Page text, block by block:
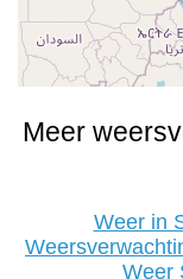
Meer
Weer in
Weer